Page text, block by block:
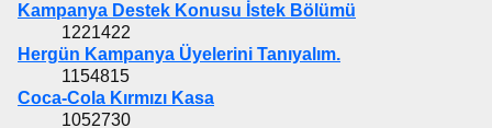
Kampanya Destek Konusu İstek Bölümü
1221422
Hergün Kampanya Üyelerini Tanıyalım.
1154815
Coca-Cola Kırmızı Kasa
1052730